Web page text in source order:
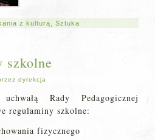
z kulturą ,Sztuka
szkolne
dyrekcja
Rady Pedagogicznej
regulaminy szkolne:
fizycznego